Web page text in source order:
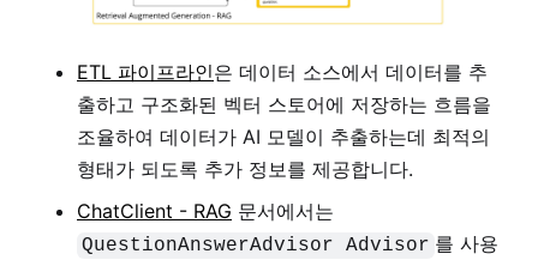
ETL 파이프라인은 데이터 소스에서 데이터를 추
출하고 구조화된 벡터 스토어에 저장하는 흐름을
조율하여 데이터가 AI 모델이 추출하는데 최적의
형태가 되도록 추가 정보를 제공합니다.
ChatClient - RAG 문서에서는
QuestionAnswerAdvisor Advisor 를 사용